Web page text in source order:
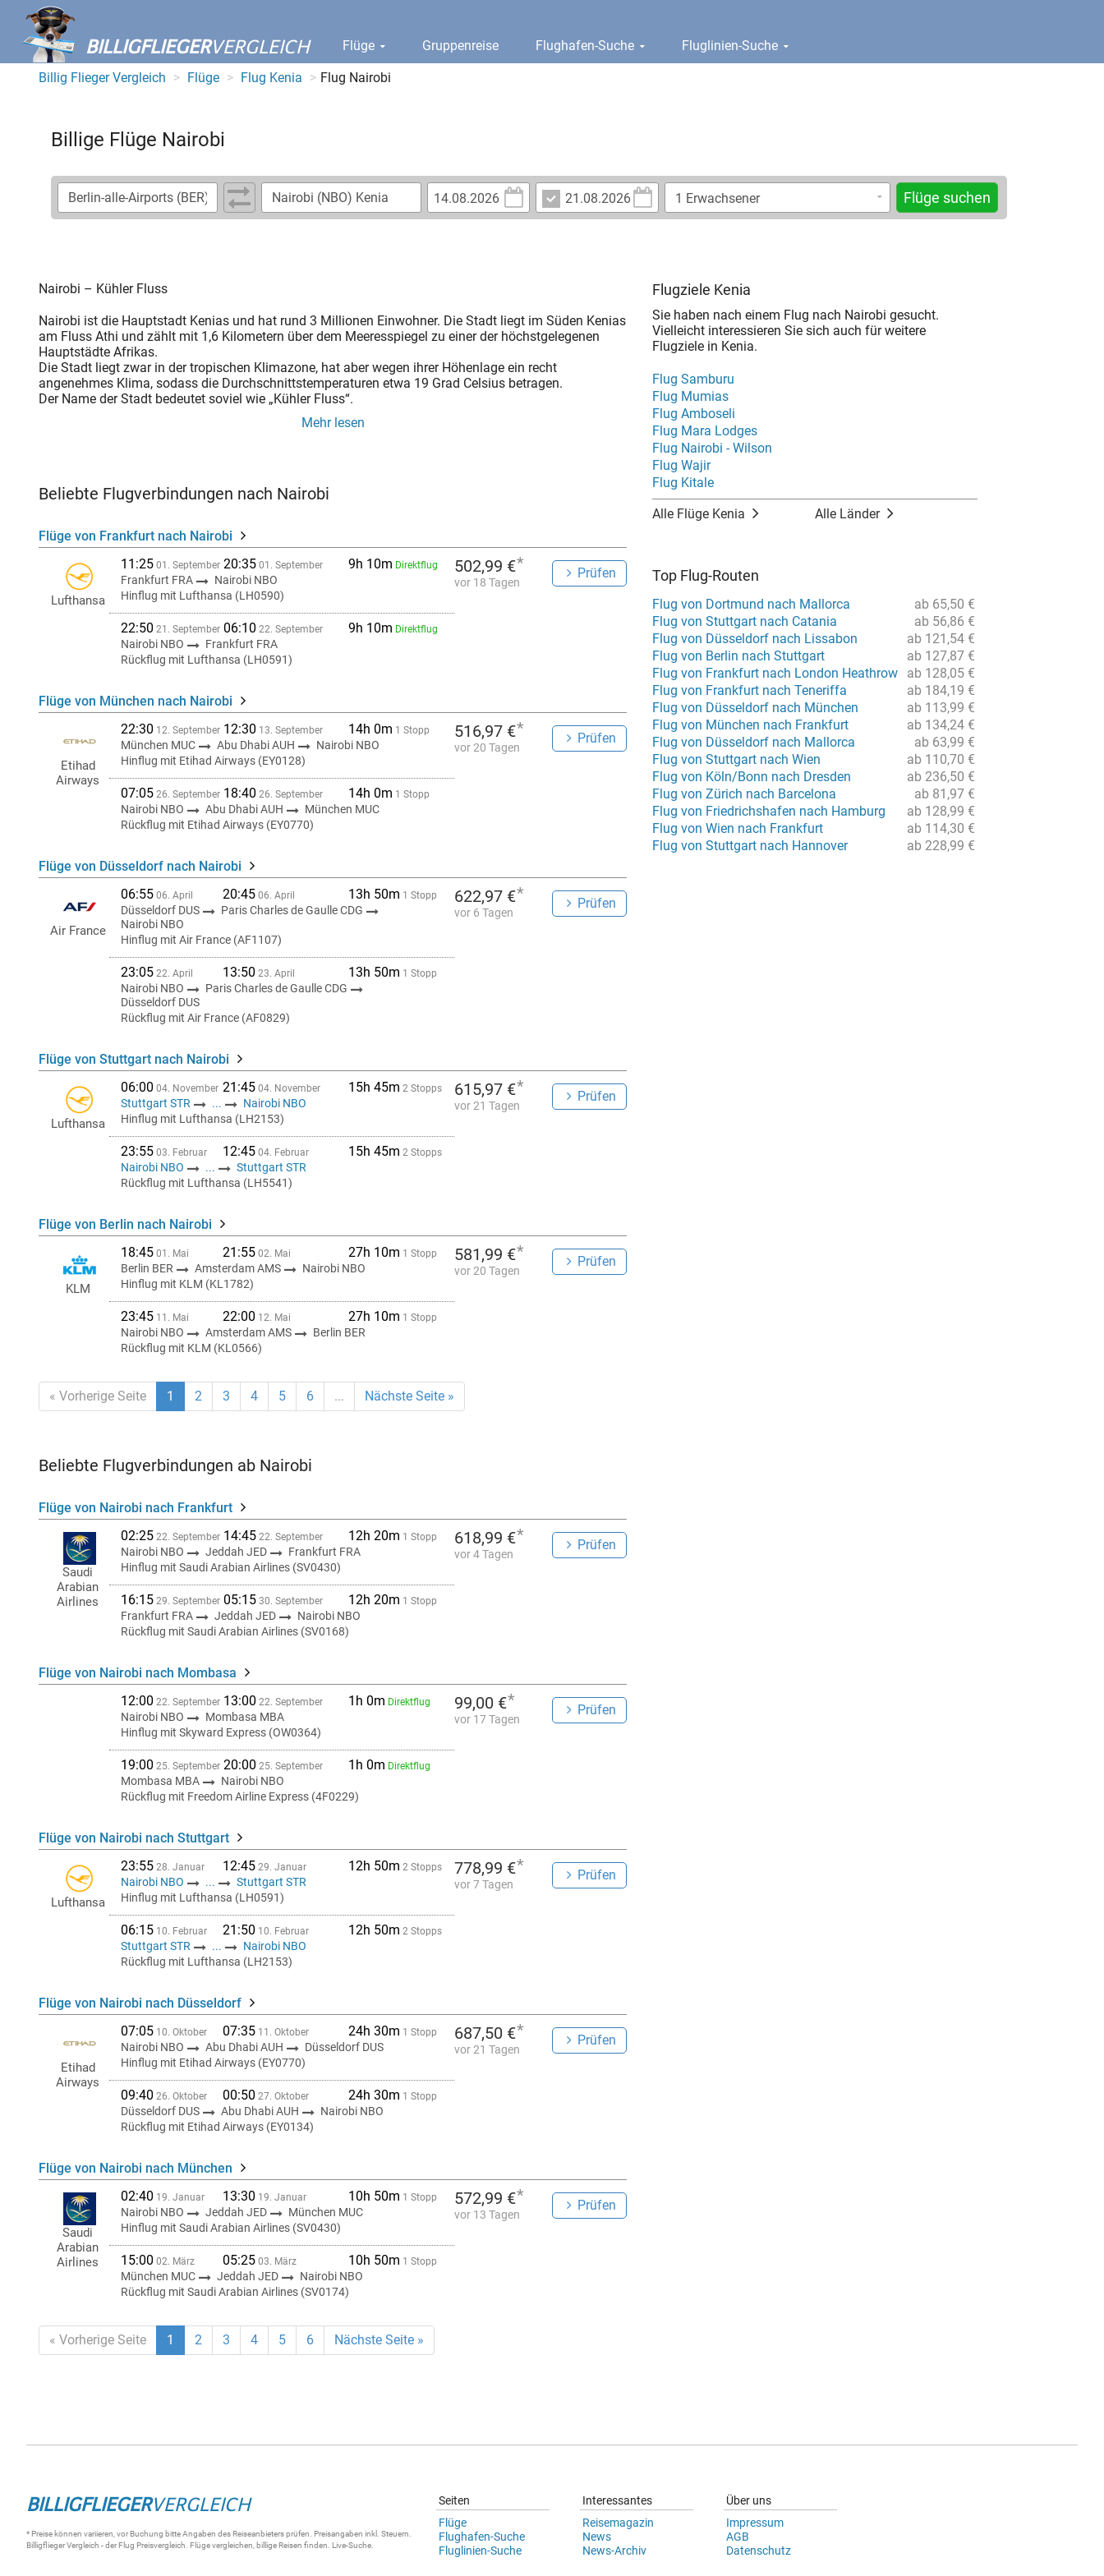
BILLIGFLIEGERVERGLEICH Flüge Gruppenreise Flughafen-Suche Fluglinien-Suche
Billig Flieger Vergleich Flüge Flug Kenia Flug Nairobi
Billige Flüge Nairobi
Flüge suchen
Nairobi – Kühler Fluss
Nairobi ist die Hauptstadt Kenias und hat rund 3 Millionen Einwohner. Die Stadt liegt im Süden Kenias
am Fluss Athi und zählt mit 1,6 Kilometern über dem Meeresspiegel zu einer der höchstgelegenen
Hauptstädte Afrikas.
Die Stadt liegt zwar in der tropischen Klimazone, hat aber wegen ihrer Höhenlage ein recht
angenehmes Klima, sodass die Durchschnittstemperaturen etwa 19 Grad Celsius betragen.
Der Name der Stadt bedeutet soviel wie „Kühler Fluss“.
Mehr lesen
Beliebte Flugverbindungen nach Nairobi
Flüge von Frankfurt nach Nairobi
11:25 01. September 20:35 01. September 9h 10m Direktflug
Frankfurt FRA
Nairobi NBO
Hinflug mit Lufthansa (LH0590)
22:50 21. September 06:10 22. September 9h 10m Direktflug
Nairobi NBO
Frankfurt FRA
Rückflug mit Lufthansa (LH0591)
Lufthansa
502,99 €*
vor 18 Tagen
Prüfen
Flüge von München nach Nairobi
22:30 12. September 12:30 13. September 14h 0m 1 Stopp
München MUC Abu Dhabi AUH
Nairobi NBO
Hinflug mit Etihad Airways (EY0128)
07:05 26. September 18:40 26. September 14h 0m 1 Stopp
Nairobi NBO Abu Dhabi AUH
München MUC
Rückflug mit Etihad Airways (EY0770)
Etihad
Airways
516,97 €*
vor 20 Tagen
Prüfen
Flüge von Düsseldorf nach Nairobi
06:55 06. April 20:45 06. April 13h 50m 1 Stopp
Düsseldorf DUS
Paris Charles de Gaulle CDG
Nairobi NBO
Hinflug mit Air France (AF1107)
23:05 22. April 13:50 23. April 13h 50m 1 Stopp
Nairobi NBO
Paris Charles de Gaulle CDG
Düsseldorf DUS
Rückflug mit Air France (AF0829)
Air France
622,97 €*
vor 6 Tagen
Prüfen
Flüge von Stuttgart nach Nairobi
06:00 04. November 21:45 04. November 15h 45m 2 Stopps
Stuttgart STR ...
Nairobi NBO
Hinflug mit Lufthansa (LH2153)
23:55 03. Februar 12:45 04. Februar 15h 45m 2 Stopps
Nairobi NBO ...
Stuttgart STR
Rückflug mit Lufthansa (LH5541)
Lufthansa
615,97 €*
vor 21 Tagen
Prüfen
Flüge von Berlin nach Nairobi
18:45 01. Mai 21:55 02. Mai 27h 10m 1 Stopp
Berlin BER Amsterdam AMS
Nairobi NBO
Hinflug mit KLM (KL1782)
23:45 11. Mai 22:00 12. Mai 27h 10m 1 Stopp
Nairobi NBO Amsterdam AMS
Berlin BER
Rückflug mit KLM (KL0566)
KLM
581,99 €*
vor 20 Tagen
Prüfen
« Vorherige Seite 1 2 3 4 5 6 ... Nächste Seite »
Beliebte Flugverbindungen ab Nairobi
Flüge von Nairobi nach Frankfurt
02:25 22. September 14:45 22. September 12h 20m 1 Stopp
Nairobi NBO Jeddah JED
Frankfurt FRA
Hinflug mit Saudi Arabian Airlines (SV0430)
16:15 29. September 05:15 30. September 12h 20m 1 Stopp
Frankfurt FRA Jeddah JED
Nairobi NBO
Rückflug mit Saudi Arabian Airlines (SV0168)
Saudi
Arabian
Airlines
618,99 €*
vor 4 Tagen
Prüfen
Flüge von Nairobi nach Mombasa
12:00 22. September 13:00 22. September 1h 0m Direktflug
Nairobi NBO
Mombasa MBA
Hinflug mit Skyward Express (OW0364)
19:00 25. September 20:00 25. September 1h 0m Direktflug
Mombasa MBA
Nairobi NBO
Rückflug mit Freedom Airline Express (4F0229)
99,00 €*
vor 17 Tagen
Prüfen
Flüge von Nairobi nach Stuttgart
23:55 28. Januar 12:45 29. Januar 12h 50m 2 Stopps
Nairobi NBO ...
Stuttgart STR
Hinflug mit Lufthansa (LH0591)
06:15 10. Februar 21:50 10. Februar 12h 50m 2 Stopps
Stuttgart STR ...
Nairobi NBO
Rückflug mit Lufthansa (LH2153)
Lufthansa
778,99 €*
vor 7 Tagen
Prüfen
Flüge von Nairobi nach Düsseldorf
07:05 10. Oktober 07:35 11. Oktober 24h 30m 1 Stopp
Nairobi NBO Abu Dhabi AUH
Düsseldorf DUS
Hinflug mit Etihad Airways (EY0770)
09:40 26. Oktober 00:50 27. Oktober 24h 30m 1 Stopp
Düsseldorf DUS Abu Dhabi AUH
Nairobi NBO
Rückflug mit Etihad Airways (EY0134)
Etihad
Airways
687,50 €*
vor 21 Tagen
Prüfen
Flüge von Nairobi nach München
02:40 19. Januar 13:30 19. Januar 10h 50m 1 Stopp
Nairobi NBO Jeddah JED
München MUC
Hinflug mit Saudi Arabian Airlines (SV0430)
15:00 02. März 05:25 03. März 10h 50m 1 Stopp
München MUC Jeddah JED
Nairobi NBO
Rückflug mit Saudi Arabian Airlines (SV0174)
Saudi
Arabian
Airlines
572,99 €*
vor 13 Tagen
Prüfen
« Vorherige Seite 1 2 3 4 5 6 Nächste Seite »
Flugziele Kenia
Sie haben nach einem Flug nach Nairobi gesucht.
Vielleicht interessieren Sie sich auch für weitere
Flugziele in Kenia.
Flug Samburu
Flug Mumias
Flug Amboseli
Flug Mara Lodges
Flug Nairobi - Wilson
Flug Wajir
Flug Kitale
Alle Flüge Kenia
Alle Länder
Top Flug-Routen
ab 65,50 €
Flug von Dortmund nach Mallorca
ab 56,86 €
Flug von Stuttgart nach Catania
ab 121,54 €
Flug von Düsseldorf nach Lissabon
ab 127,87 €
Flug von Berlin nach Stuttgart
ab 128,05 €
Flug von Frankfurt nach London Heathrow
ab 184,19 €
Flug von Frankfurt nach Teneriffa
ab 113,99 €
Flug von Düsseldorf nach München
ab 134,24 €
Flug von München nach Frankfurt
ab 63,99 €
Flug von Düsseldorf nach Mallorca
ab 110,70 €
Flug von Stuttgart nach Wien
ab 236,50 €
Flug von Köln/Bonn nach Dresden
ab 81,97 €
Flug von Zürich nach Barcelona
ab 128,99 €
Flug von Friedrichshafen nach Hamburg
ab 114,30 €
Flug von Wien nach Frankfurt
ab 228,99 €
Flug von Stuttgart nach Hannover
BILLIGFLIEGERVERGLEICH
* Preise können variieren, vor Buchung bitte Angaben des Reiseanbieters prüfen. Preisangaben inkl. Steuern.
Billigflieger Vergleich - derFlug Preisvergleich Flüge vergleichen , billige Reisen finden. Live-Suche
Seiten
Flüge
Flughafen-Suche
Fluglinien-Suche
Interessantes
Reisemagazin
News
News-Archiv
Über uns
Impressum
AGB
Datenschutz